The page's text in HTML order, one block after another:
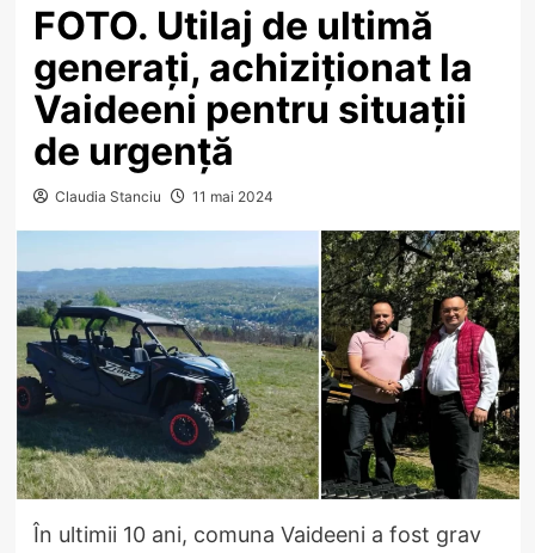
FOTO. Utilaj de ultimă
generați, achiziționat la
Vaideeni pentru situații
de urgență
Claudia Stanciu 11 mai 2024
În ultimii 10 ani, comuna Vaideeni a fost grav